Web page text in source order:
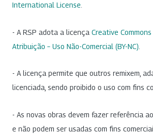
International License
- A RSP adota a licença Creative
Atribuição – Uso Não-Comercial (BY-NC)
- A licença permite que outros remixem,
licenciada, sendo proibido o uso com fins
- As novas obras devem fazer referência
e não podem ser usadas com fins